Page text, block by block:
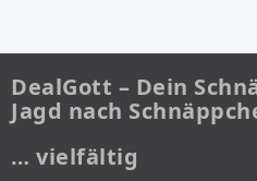
DealGott – Dein
Jagd nach
… vielfältig